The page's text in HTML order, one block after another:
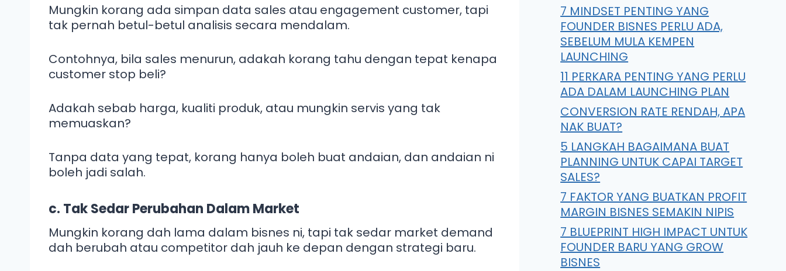
Mungkin korang ada simpan data sales atau engagement customer, tapi
tak pernah betul-betul analisis secara mendalam.
Contohnya, bila sales menurun, adakah korang tahu dengan tepat kenapa
customer stop beli?
Adakah sebab harga, kualiti produk, atau mungkin servis yang tak
memuaskan?
Tanpa data yang tepat, korang hanya boleh buat andaian, dan andaian ni
boleh jadi salah.
c. Tak Sedar Perubahan Dalam Market
Mungkin korang dah lama dalam bisnes ni, tapi tak sedar market demand
dah berubah atau competitor dah jauh ke depan dengan strategi baru.
7 MINDSET PENTING YANG
FOUNDER BISNES PERLU ADA,
SEBELUM MULA KEMPEN
LAUNCHING
11 PERKARA PENTING YANG PERLU
ADA DALAM LAUNCHING PLAN
CONVERSION RATE RENDAH, APA
NAK BUAT?
5 LANGKAH BAGAIMANA BUAT
PLANNING UNTUK CAPAI TARGET
SALES?
7 FAKTOR YANG BUATKAN PROFIT
MARGIN BISNES SEMAKIN NIPIS
7 BLUEPRINT HIGH IMPACT UNTUK
FOUNDER BARU YANG GROW
BISNES